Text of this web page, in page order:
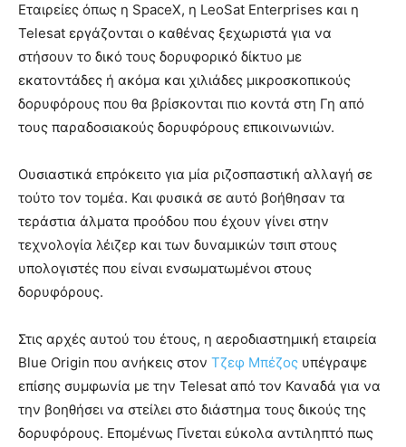
Εταιρείες όπως η SpaceX, η LeoSat Enterprises και η
Telesat εργάζονται ο καθένας ξεχωριστά για να
στήσουν το δικό τους δορυφορικό δίκτυο με
εκατοντάδες ή ακόμα και χιλιάδες μικροσκοπικούς
δορυφόρους που θα βρίσκονται πιο κοντά στη Γη από
τους παραδοσιακούς δορυφόρους επικοινωνιών.
Ουσιαστικά επρόκειτο για μία ριζοσπαστική αλλαγή σε
τούτο τον τομέα. Και φυσικά σε αυτό βοήθησαν τα
τεράστια άλματα προόδου που έχουν γίνει στην
τεχνολογία λέιζερ και των δυναμικών τσιπ στους
υπολογιστές που είναι ενσωματωμένοι στους
δορυφόρους.
Στις αρχές αυτού του έτους, η αεροδιαστημική εταιρεία
Blue Origin που ανήκεις στον Τζεφ Μπέζος υπέγραψε
επίσης συμφωνία με την Telesat από τον Καναδά για να
την βοηθήσει να στείλει στο διάστημα τους δικούς της
δορυφόρους. Επομένως Γίνεται εύκολα αντιληπτό πως